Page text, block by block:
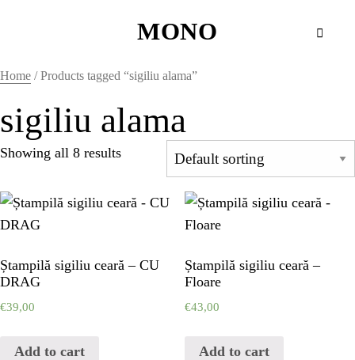
MONO
MONO
HOME
HOME
HOME
HOME
Home / Products tagged “sigiliu alama”
sigiliu alama
Showing all 8 results
Ștampilă sigiliu ceară – CU
DRAG
€39,00
Add to cart
Ștampilă sigiliu ceară –
Floare
€43,00
Add to cart